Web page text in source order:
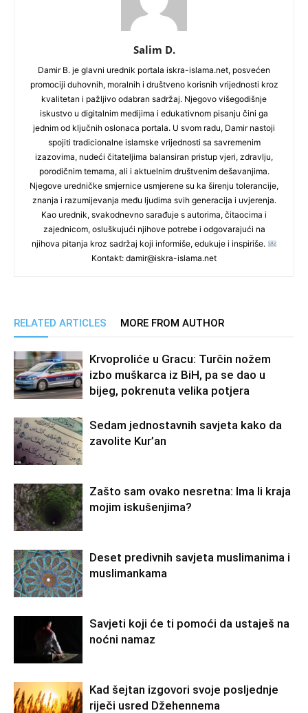
Salim D.
Damir B. je glavni urednik portala iskra-islama.net, posvećen
promociji duhovnih, moralnih i društveno korisnih vrijednosti kroz
kvalitetan i pažljivo odabran sadržaj. Njegovo višegodišnje
iskustvo u digitalnim medijima i edukativnom pisanju čini ga
jednim od ključnih oslonaca portala. U svom radu, Damir nastoji
spojiti tradicionalne islamske vrijednosti sa savremenim
izazovima, nudeći čitateljima balansiran pristup vjeri, zdravlju,
porodičnim temama, ali i aktuelnim društvenim dešavanjima.
Njegove uredničke smjernice usmjerene su ka širenju tolerancije,
znanja i razumijevanja među ljudima svih generacija i uvjerenja.
Kao urednik, svakodnevno sarađuje s autorima, čitaocima i
zajednicom, osluškujući njihove potrebe i odgovarajući na
njihova pitanja kroz sadržaj koji informiše, edukuje i inspiriše.
Kontakt: damir@iskra-islama.net
RELATED ARTICLES MORE FROM AUTHOR
Krvoproliće u Gracu: Turčin nožem
izbo muškarca iz BiH, pa se dao u
bijeg, pokrenuta velika potjera
Sedam jednostavnih savjeta kako da
zavolite Kur’an
Zašto sam ovako nesretna: Ima li kraja
mojim iskušenjima?
Deset predivnih savjeta muslimanima i
muslimankama
Savjeti koji će ti pomoći da ustaješ na
noćni namaz
Kad šejtan izgovori svoje posljednje
riječi usred Džehennema